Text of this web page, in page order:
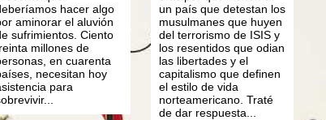
hacer algo
aminorar el aluvión
sufrimientos. Ciento
millones de
en cuarenta
necesitan hoy
para
un país que detestan los
musulmanes que huyen
del terrorismo de ISIS y
los resentidos que odian
las libertades y el
capitalismo que definen
el estilo de vida
norteamericano. Traté
de dar respuesta...